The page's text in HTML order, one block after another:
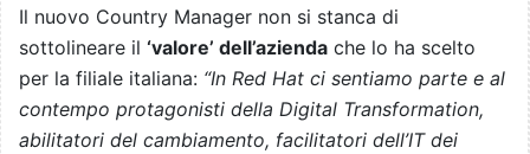
Il nuovo Country Manager non si stanca di
sottolineare il ‘valore’ dell’azienda che lo ha scelto
per la filiale italiana: “In Red Hat ci sentiamo parte e al
contempo protagonisti della Digital Transformation,
abilitatori del cambiamento, facilitatori dell’IT dei